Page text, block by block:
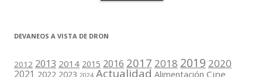
DEVANEOS A VISTA DE DRON
2012 2013 2014 2015 2016 2017 2018 2019 2020
2021 2022 2023 2024 Actualidad Alimentación Cine